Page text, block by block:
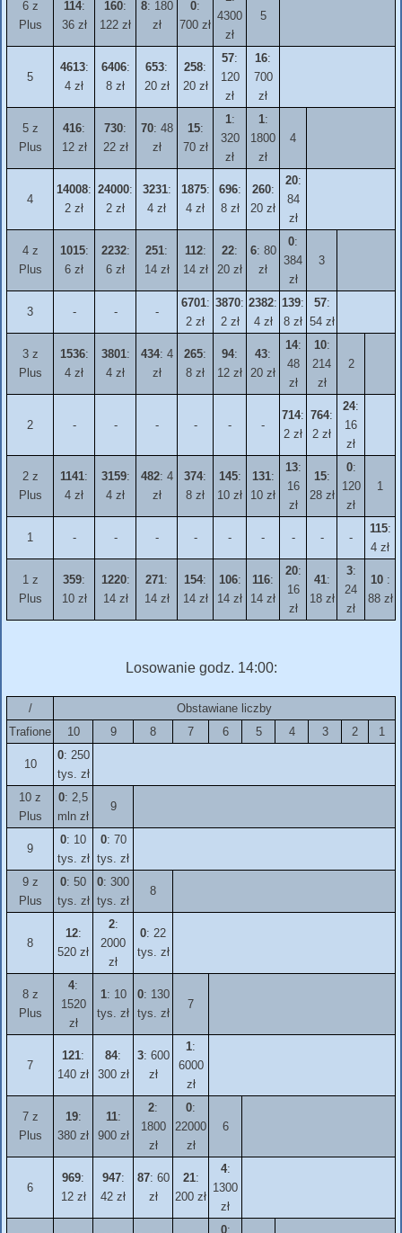
6 z
Plus
114:
36 zł
160:
122 zł
8: 180
zł
0:
700 zł
4300
zł
5
5
4613:
4 zł
6406:
8 zł
653:
20 zł
258:
20 zł
57:
120
zł
16:
700
zł
5 z
Plus
416:
12 zł
730:
22 zł
70: 48
zł
15:
70 zł
1:
320
zł
1:
1800
zł
4
4
14008:
2 zł
24000:
2 zł
3231:
4 zł
1875:
4 zł
696:
8 zł
260:
20 zł
20:
84
zł
4 z
Plus
1015:
6 zł
2232:
6 zł
251:
14 zł
112:
14 zł
22:
20 zł
6: 80
zł
0:
384
zł
3
3 - - -
6701:
2 zł
3870:
2 zł
2382:
4 zł
139:
8 zł
57:
54 zł
3 z
Plus
1536:
4 zł
3801:
4 zł
434: 4
zł
265:
8 zł
94:
12 zł
43:
20 zł
14:
48
zł
10:
214
zł
2
2 - - - - - -
714:
2 zł
764:
2 zł
24:
16
zł
2 z
Plus
1141:
4 zł
3159:
4 zł
482: 4
zł
374:
8 zł
145:
10 zł
131:
10 zł
13:
16
zł
15:
28 zł
0:
120
zł
1
1 - - - - - - - - -
115:
4 zł
1 z
Plus
359:
10 zł
1220:
14 zł
271:
14 zł
154:
14 zł
106:
14 zł
116:
14 zł
20:
16
zł
41:
18 zł
3:
24
zł
10 :
88 zł
Losowanie godz. 14:00:
/
Obstawiane liczby
Trafione
10 9 8 7 6 5 4 3 2 1
10
0: 250
tys. zł
10 z
Plus
0: 2,5
mln zł
9
9
0: 10
tys. zł
0: 70
tys. zł
9 z
Plus
0: 50
tys. zł
0: 300
tys. zł
8
8
12:
520 zł
2:
2000
zł
0: 22
tys. zł
8 z
Plus
4:
1520
zł
1: 10
tys. zł
0: 130
tys. zł
7
7
121:
140 zł
84:
300 zł
3: 600
zł
1:
6000
zł
7 z
Plus
19:
380 zł
11:
900 zł
2:
1800
zł
0:
22000
zł
6
6
969:
12 zł
947:
42 zł
87: 60
zł
21:
200 zł
4:
1300
zł
0: